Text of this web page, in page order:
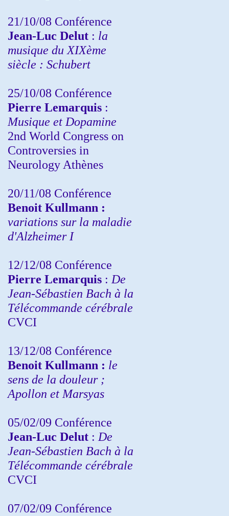
21/10/08 Conférence
Jean-Luc Delut : la
musique du XIXème
siècle : Schubert
25/10/08 Conférence
Pierre Lemarquis :
Musique et Dopamine
2nd World Congress on
Controversies in
Neurology Athènes
20/11/08 Conférence
Benoit Kullmann :
variations sur la maladie
d'Alzheimer I
12/12/08 Conférence
Pierre Lemarquis : De
Jean-Sébastien Bach à la
Télécommande cérébrale
CVCI
13/12/08 Conférence
Benoit Kullmann : le
sens de la douleur ;
Apollon et Marsyas
05/02/09 Conférence
Jean-Luc Delut : De
Jean-Sébastien Bach à la
Télécommande cérébrale
CVCI
07/02/09 Conférence